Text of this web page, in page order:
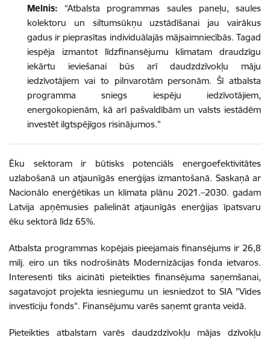
Melnis: “Atbalsta programmas saules paneļu, saules
kolektoru un siltumsūkņu uzstādīšanai jau vairākus
gadus ir pieprasītas individuālajās mājsaimniecībās. Tagad
iespēja izmantot līdzfinansējumu klimatam draudzīgu
iekārtu ieviešanai būs arī daudzdzīvokļu māju
iedzīvotājiem vai to pilnvarotām personām. Šī atbalsta
programma sniegs iespēju iedzīvotājiem,
energokopienām, kā arī pašvaldībām un valsts iestādēm
investēt ilgtspējīgos risinājumos.”
Ēku sektoram ir būtisks potenciāls energoefektivitātes
uzlabošanā un atjaunīgās enerģijas izmantošanā. Saskaņā ar
Nacionālo enerģētikas un klimata plānu 2021.–2030. gadam
Latvija apņēmusies palielināt atjaunīgās enerģijas īpatsvaru
ēku sektorā līdz 65%.
Atbalsta programmas kopējais pieejamais finansējums ir 26,8
milj. eiro un tiks nodrošināts Modernizācijas fonda ietvaros.
Interesenti tiks aicināti pieteikties finansējuma saņemšanai,
sagatavojot projekta iesniegumu un iesniedzot to SIA "Vides
investīciju fonds". Finansējumu varēs saņemt granta veidā.
Pieteikties atbalstam varēs daudzdzīvokļu mājas dzīvokļu